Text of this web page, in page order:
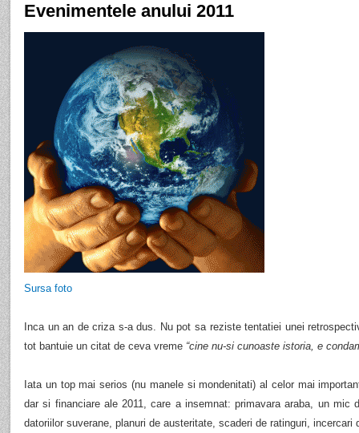
Evenimentele anului 2011
Sursa foto
Inca un an de criza s-a dus. Nu pot sa reziste tentatiei unei
tot bantuie un citat de ceva vreme “cine nu-si cunoaste istoria, e
Iata un top mai serios (nu manele si mondenitati) al celor mai
dar si financiare ale 2011, care a insemnat: primavara araba, un mic
datoriilor suverane, planuri de austeritate, scaderi de ratinguri, incercari